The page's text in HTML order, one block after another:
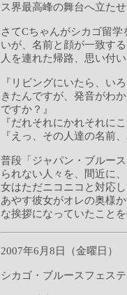
ス界最高峰の舞台へ立た
さてCちゃんがシカゴ留
いが、名前と顔が一致す
人を連れた帰路、思い付
『リビングにいたら、い
きたんですが、発音がわ
ですか？』
『だれそれにかれそれに
『えっ、その人達の名前
普段「ジャパン・ブルー
られない人々を、間近に
女はただニコニコと対応
あやす彼女がオレの奥様
な挨拶になっていたこと
2007年6月8日（金曜日）
シカゴ・ブルースフェス